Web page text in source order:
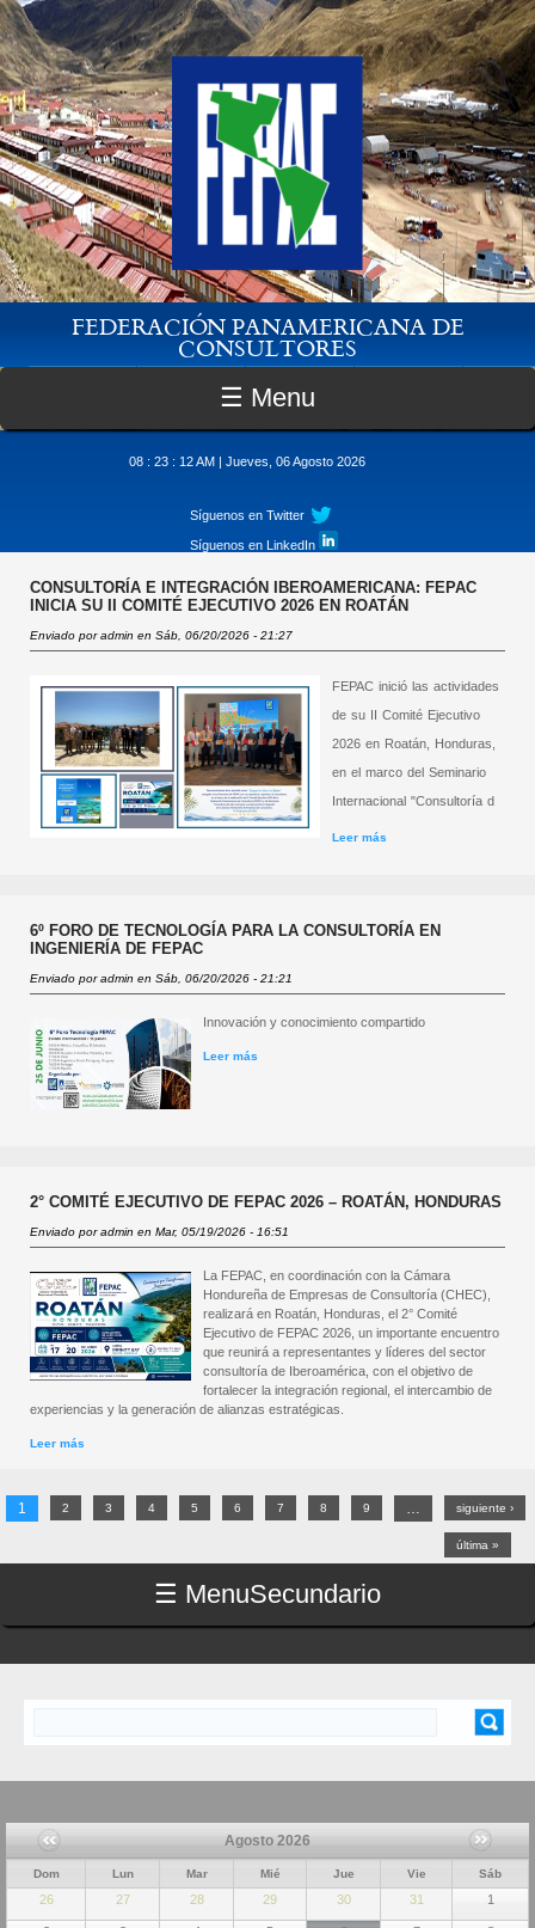
Pasar al contenido principal
FEDERACIÓN PANAMERICANA DE
CONSULTORES
☰ Menu
08 : 23 : 12 AM | Jueves, 06 Agosto 2026
Síguenos en Twitter
Síguenos en LinkedIn
CONSULTORÍA E INTEGRACIÓN IBEROAMERICANA: FEPAC
INICIA SU II COMITÉ EJECUTIVO 2026 EN ROATÁN
Enviado poradmin en Sáb, 06/20/2026 - 21:27
FEPAC inició las actividades
de su II Comité Ejecutivo
2026 en Roatán, Honduras,
en el marco del Seminario
Internacional "Consultoría d
Leer más
6º FORO DE TECNOLOGÍA PARA LA CONSULTORÍA EN
INGENIERÍA DE FEPAC
Enviado poradmin en Sáb, 06/20/2026 - 21:21
Innovación y conocimiento compartido
Leer más
2° COMITÉ EJECUTIVO DE FEPAC 2026 – ROATÁN, HONDURAS
Enviado poradmin en Mar, 05/19/2026 - 16:51
La FEPAC, en coordinación con la Cámara
Hondureña de Empresas de Consultoría (CHEC),
realizará en Roatán, Honduras, el 2° Comité
Ejecutivo de FEPAC 2026, un importante encuentro
que reunirá a representantes y líderes del sector
consultoría de Iberoamérica, con el objetivo de
fortalecer la integración regional, el intercambio de
experiencias y la generación de alianzas estratégicas.
Leer más
PÁGINAS
1 2 3 4 5 6 7 8 9 siguiente ›
última »
☰ MenuSecundario
Agosto 2026
Dom Lun Mar Mié Jue Vie Sáb
26 27 28 29 30 31 1